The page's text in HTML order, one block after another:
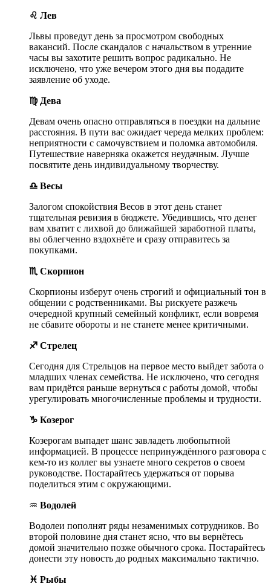
♌ Лев
Львы проведут день за просмотром свободных
вакансий. После скандалов с начальством в утренние
часы вы захотите решить вопрос радикально. Не
исключено, что уже вечером этого дня вы подадите
заявление об уходе.
♍ Дева
Девам очень опасно отправляться в поездки на дальние
расстояния. В пути вас ожидает череда мелких проблем:
неприятности с самочувствием и поломка автомобиля.
Путешествие наверняка окажется неудачным. Лучше
посвятите день индивидуальному творчеству.
♎ Весы
Залогом спокойствия Весов в этот день станет
тщательная ревизия в бюджете. Убедившись, что денег
вам хватит с лихвой до ближайшей заработной платы,
вы облегченно вздохнёте и сразу отправитесь за
покупками.
♏ Скорпион
Скорпионы изберут очень строгий и официальный тон в
общении с родственниками. Вы рискуете разжечь
очередной крупный семейный конфликт, если вовремя
не сбавите обороты и не станете менее критичными.
♐ Стрелец
Сегодня для Стрельцов на первое место выйдет забота о
младших членах семейства. Не исключено, что сегодня
вам придётся раньше вернуться с работы домой, чтобы
урегулировать многочисленные проблемы и трудности.
♑ Козерог
Козерогам выпадет шанс завладеть любопытной
информацией. В процессе непринуждённого разговора с
кем-то из коллег вы узнаете много секретов о своем
руководстве. Постарайтесь удержаться от порыва
поделиться этим с окружающими.
♒ Водолей
Водолеи пополнят ряды незаменимых сотрудников. Во
второй половине дня станет ясно, что вы вернётесь
домой значительно позже обычного срока. Постарайтесь
донести эту новость до родных максимально тактично.
♓ Рыбы